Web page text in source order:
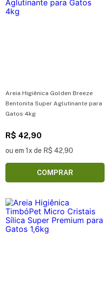
Areia Higiênica Golden Breeze
Bentonita Super Aglutinante para
Gatos 4kg
R$ 42,90
ou em 1x de R$ 42,90
COMPRAR